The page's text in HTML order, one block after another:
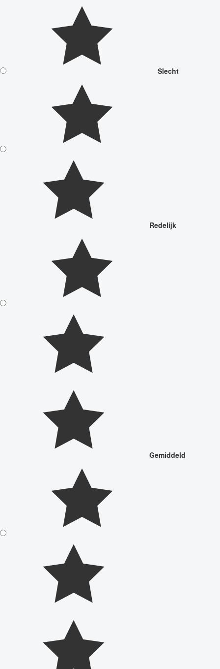
Slecht
Redelijk
Gemiddeld